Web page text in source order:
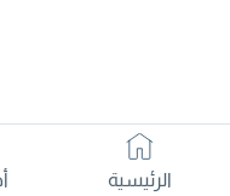
الرئيسية